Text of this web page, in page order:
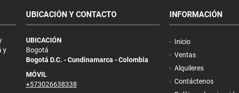
y
UBICACIÓN Y CONTACTO
UBICACIÓN
Bogotá
Bogotá D.C. - Cundinamarca - Colombia
MÓVIL
+573026638338
INFORMACIÓN
Inicio
Ventas
Alquileres
Contáctenos